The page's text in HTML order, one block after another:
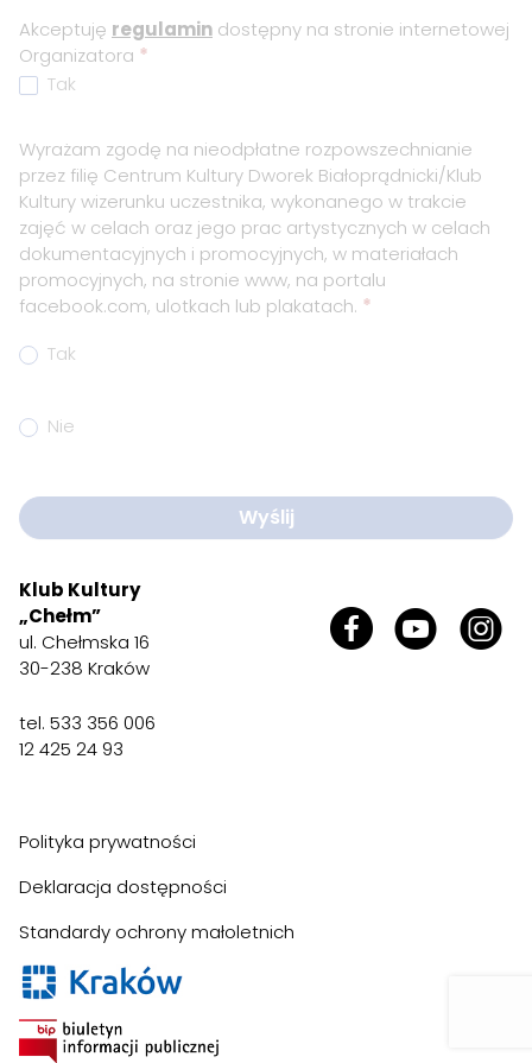
Akceptuję regulamin dostępny na stronie internetowej
Organizatora *
Tak
Wyrażam zgodę na nieodpłatne rozpowszechnianie
przez filię Centrum Kultury Dworek Białoprądnicki/Klub
Kultury wizerunku uczestnika, wykonanego w trakcie
zajęć w celach oraz jego prac artystycznych w celach
dokumentacyjnych i promocyjnych, w materiałach
promocyjnych, na stronie www, na portalu
facebook.com, ulotkach lub plakatach. *
Tak
Nie
Wyślij
Klub Kultury
„Chełm”
ul. Chełmska 16
30-238 Kraków
tel. 533 356 006
12 425 24 93
Polityka prywatności
Deklaracja dostępności
Standardy ochrony małoletnich